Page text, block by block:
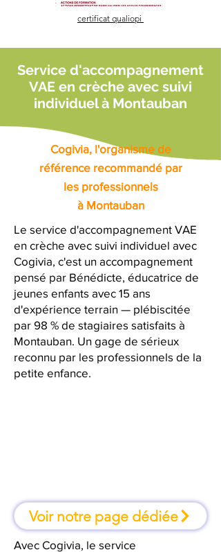
certificat qualiopi
Service d'accompagnement
VAE en crèche avec suivi
individuel à Montauban
Cogivia, l'organisme de
référence recommandé par
les professionnels
à Montauban
Le service d'accompagnement VAE
en crèche avec suivi individuel avec
Cogivia, c'est un accompagnement
pensé par Bénédicte, éducatrice de
jeunes enfants avec 15 ans
d'expérience terrain — plébiscitée
par 98 % de stagiaires satisfaits à
Montauban. Un gage de sérieux
reconnu par les professionnels de la
petite enfance.
Voir notre page dédiée
Avec Cogivia, le service